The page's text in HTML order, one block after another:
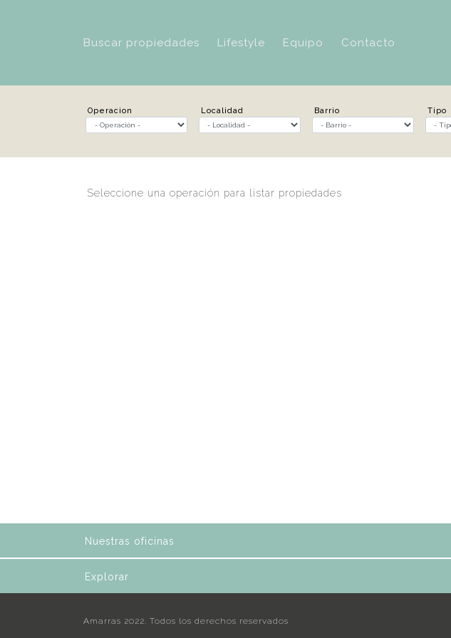
Buscar propiedades Lifestyle Equipo Contacto
Operacion Localidad Barrio Tipo
Seleccione una operación para listar propiedades
Nuestras oficinas
Explorar
Amarras 2022. Todos los derechos reservados